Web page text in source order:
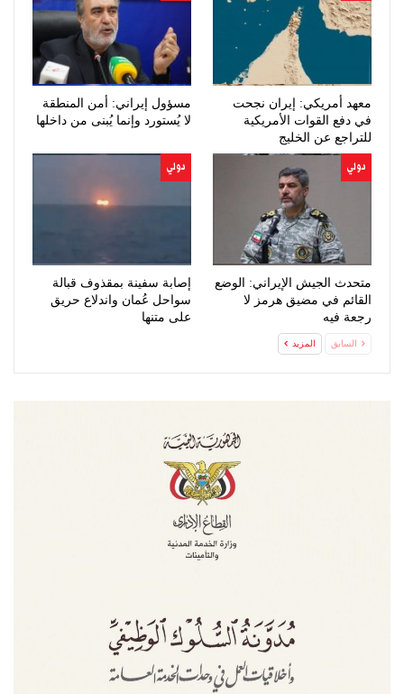
معهد أمريكي: إيران نجحت
في دفع القوات الأمريكية
للتراجع عن الخليج
مسؤول إيراني: أمن المنطقة
لا يُستورد وإنما يُبنى من داخلها
دولي
متحدث الجيش الإيراني: الوضع
القائم في مضيق هرمز لا
رجعة فيه
دولي
إصابة سفينة بمقذوف قبالة
سواحل عُمان واندلاع حريق
على متنها
السابق المزيد